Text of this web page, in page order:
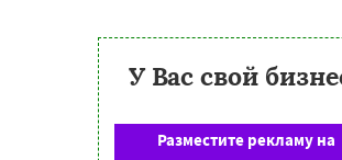
У Вас свой
Разместите рекламу на